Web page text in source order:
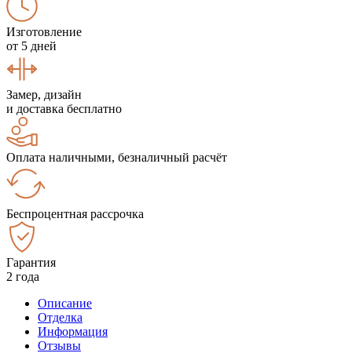
Изготовление
от 5 дней
Замер, дизайн
и доставка бесплатно
Оплата наличными, безналичный расчёт
Беспроцентная рассрочка
Гарантия
2 года
Описание
Отделка
Информация
Отзывы